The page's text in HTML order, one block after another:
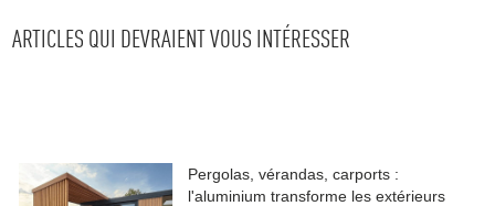
ARTICLES QUI DEVRAIENT VOUS INTÉRESSER
Pergolas, vérandas, carports :
l'aluminium transforme les extérieurs